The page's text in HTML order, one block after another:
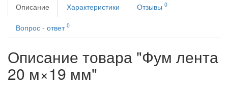
Описание
Характеристики Отзывы 0
Вопрос - ответ 0
Описание товара "Фум лента
20 м×19 мм"